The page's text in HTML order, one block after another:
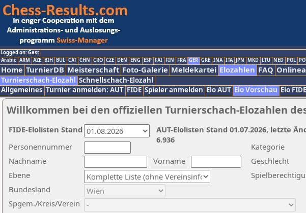
Logged on: Gast
Arabic ARM AZE BIH BUL CAT CHN CRO CZE DEN ENG ESP FAI FIN FRA GER GRE INA ITA JPN MKD LTU NED POL
Home TurnierDB Meisterschaft Foto-Galerie Meldekartei Elozahlen FAQ
Turnierschach-Elozahl Schnellschach-Elozahl
Allgemeines Turnier anmelden: AUT FIDE Spieler anmelden Elo AUT Elo Vorschau Elo FIDE
Willkommen bei den offiziellen Turnierschach-Elozahlen
Nachname
Vorname
Ebene
Kategorie
Personennummer
Bundesland
Spgem./Kreis/Verein
Geschlecht
AUT-Elolisten Stand 01.07.2026, letzte
6.936
FIDE-Elolisten Stand